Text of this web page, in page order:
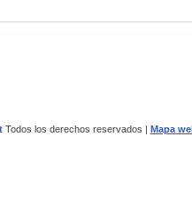
Todos los derechos reservados | Mapa